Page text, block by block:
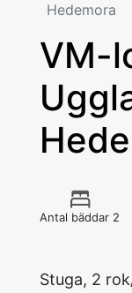
Hedemora
VM-
Antal bäddar 2
Stuga, 2